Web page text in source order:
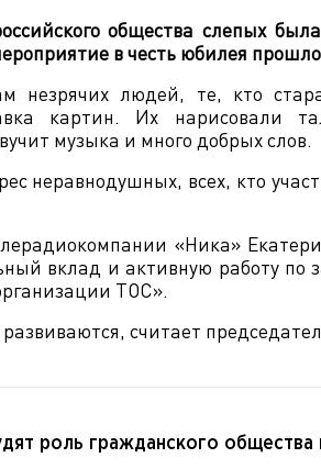
общества слепых
в честь юбилея
незрячих людей, те, кто
картин. Их нарисовали
музыка и много добрых слов.
неравнодушных, всех, кто
«Ника»
вклад и активную работу по
ТОС».
считает
роль гражданского общества